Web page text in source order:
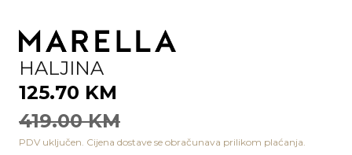
HALJINA
125.70 KM
419.00 KM
PDV uključen. Cijena dostave se obračunava prilikom plaćanja.